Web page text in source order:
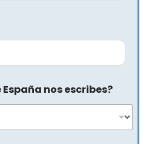
nos escribes?